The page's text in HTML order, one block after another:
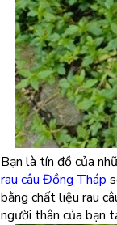
Bạn là tín đồ của
rau câu Đồng Tháp
bằng chất liệu rau
người thân của bạn